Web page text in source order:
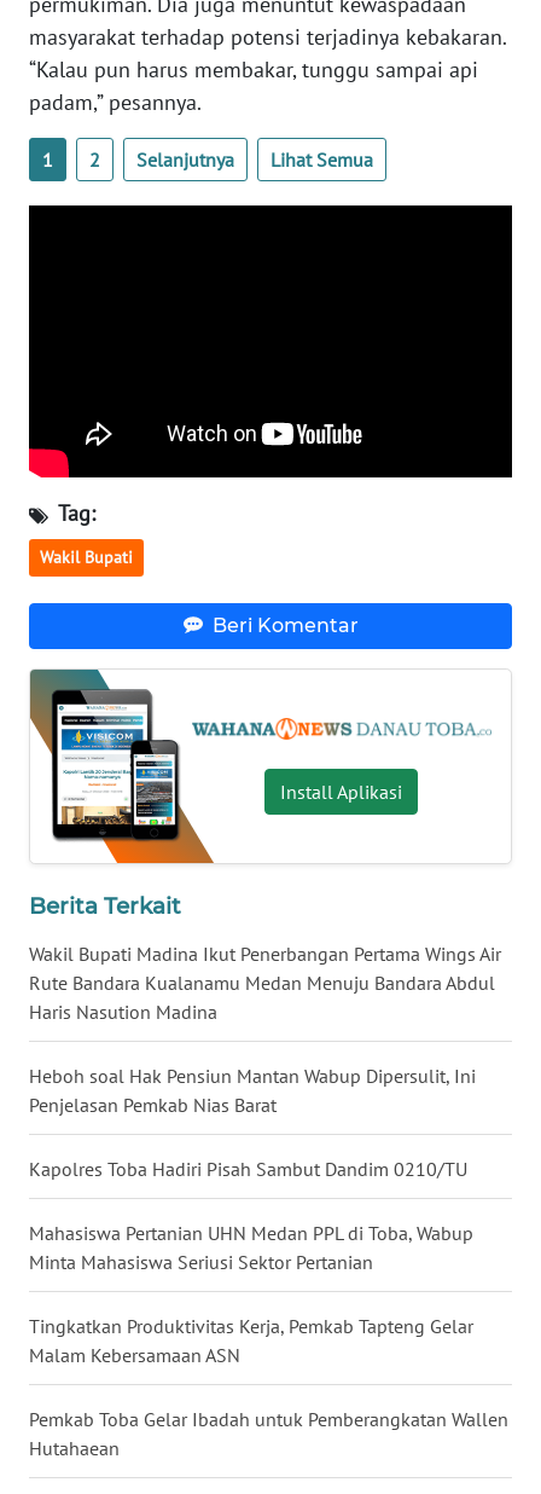
masyarakat terhadap potensi terjadinya kebakaran.
“Kalau pun harus membakar, tunggu sampai api
padam,” pesannya.
1 2 Selanjutnya Lihat Semua
Tag:
Wakil Bupati
Beri Komentar
Install Aplikasi
Berita Terkait
Wakil Bupati Madina Ikut Penerbangan Pertama Wings Air
Rute Bandara Kualanamu Medan Menuju Bandara Abdul
Haris Nasution Madina
Heboh soal Hak Pensiun Mantan Wabup Dipersulit, Ini
Penjelasan Pemkab Nias Barat
Kapolres Toba Hadiri Pisah Sambut Dandim 0210/TU
Mahasiswa Pertanian UHN Medan PPL di Toba, Wabup
Minta Mahasiswa Seriusi Sektor Pertanian
Tingkatkan Produktivitas Kerja, Pemkab Tapteng Gelar
Malam Kebersamaan ASN
Pemkab Toba Gelar Ibadah untuk Pemberangkatan Wallen
Hutahaean
WN
NUSANTARA
WN
JOGJA
KALBAR
KALTENG
WN
KALSEL
WN
KALTIM
WN
GORONTALO
MALUT
DAIRI
WN
DANAU
TOBA